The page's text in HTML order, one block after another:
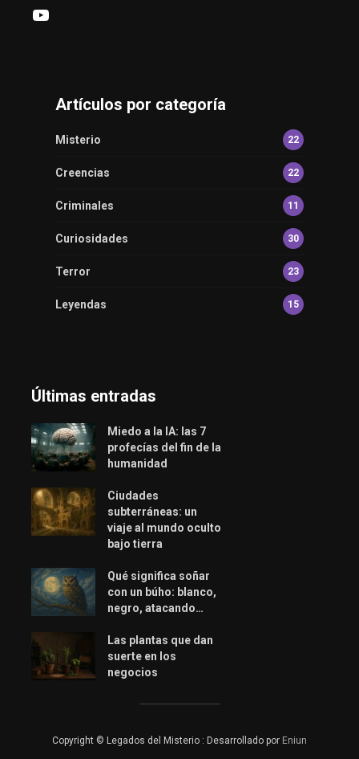
YouTube
Artículos por categoría
Misterio 22
Creencias 22
Criminales 11
Curiosidades 30
Terror 23
Leyendas 15
Últimas entradas
Miedo a la IA: las 7
profecías del fin de la
humanidad
Ciudades
subterráneas: un
viaje al mundo oculto
bajo tierra
Qué significa soñar
con un búho: blanco,
negro, atacando…
Las plantas que dan
suerte en los
negocios
Copyright © Legados del Misterio : Desarrollado por Eniun